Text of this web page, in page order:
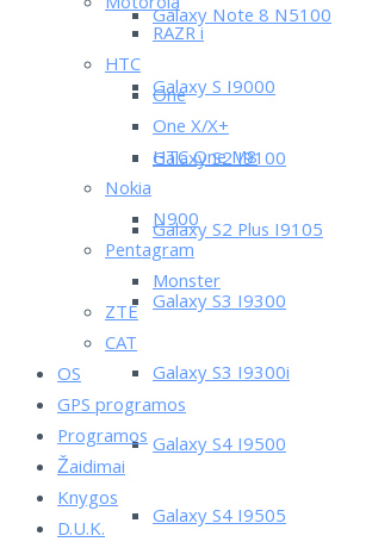
Galaxy Note 8 N5100
Galaxy S I9000
Galaxy S2 I9100
Galaxy S2 Plus I9105
Galaxy S3 I9300
Galaxy S3 I9300i
Galaxy S4 I9500
Galaxy S4 I9505
RAZR i
HTC
One
One X/X+
HTC One M8
Nokia
N900
Pentagram
Monster
ZTE
CAT
OS
GPS programos
Programos
Žaidimai
Knygos
D.U.K.